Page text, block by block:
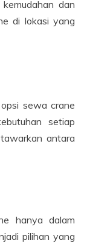
dan
di lokasi yang
sewa crane
setiap
antara
hanya dalam
pilihan yang